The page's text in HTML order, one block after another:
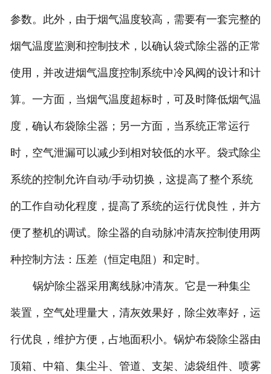
参数。此外，由于烟气温度较高，需要有一套完整的
烟气温度监测和控制技术，以确认袋式除尘器的正常
使用，并改进烟气温度控制系统中冷风阀的设计和计
算。一方面，当烟气温度超标时，可及时降低烟气温
度，确认布袋除尘器；另一方面，当系统正常运行
时，空气泄漏可以减少到相对较低的水平。袋式除尘
系统的控制允许自动/手动切换，这提高了整个系统
的工作自动化程度，提高了系统的运行优良性，并方
便了整机的调试。除尘器的自动脉冲清灰控制使用两
种控制方法：压差（恒定电阻）和定时。
锅炉除尘器采用离线脉冲清灰。它是一种集尘
装置，空气处理量大，清灰效果好，除尘效率好，运
行优良，维护方便，占地面积小。锅炉布袋除尘器由
顶箱、中箱、集尘斗、管道、支架、滤袋组件、喷雾